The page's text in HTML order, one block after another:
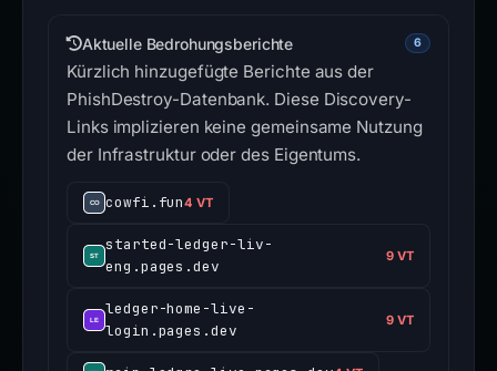
Aktuelle Bedrohungsberichte 6
Kürzlich hinzugefügte Berichte aus der
PhishDestroy-Datenbank. Diese Discovery-
Links implizieren keine gemeinsame Nutzung
der Infrastruktur oder des Eigentums.
cowfi.fun4 VT
started-ledger-liv-
eng.pages.dev
9 VT
ledger-home-live-
login.pages.dev
9 VT